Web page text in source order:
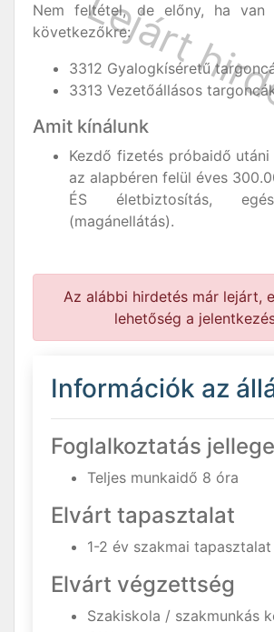
Nem feltétel, de előny, ha van
következőkre:
3312 Gyalogkíséretű
3313 Vezetőállásos
Amit kínálunk
Kezdő fizetés próbaidő utáni
az alapbéren felül éves
ÉS életbiztosítás,
(magánellátás).
Az alábbi hirdetés már lejárt,
lehetőség a
Információk az
Foglalkoztatás jellege
Teljes munkaidő 8 óra
Elvárt tapasztalat
1-2 év szakmai tapasztalat
Elvárt végzettség
Szakiskola / szakmunkás